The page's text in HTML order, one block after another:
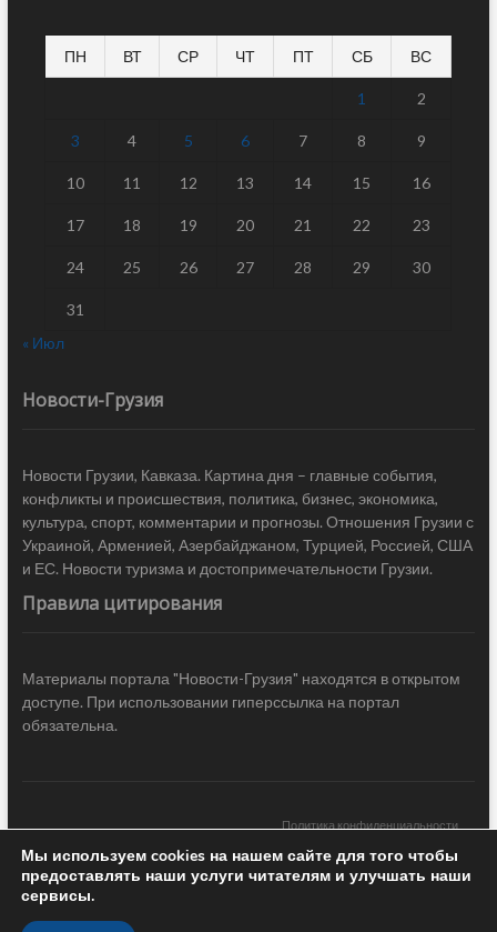
ПН ВТ СР ЧТ ПТ СБ ВС
1 2
3 4 5 6 7 8 9
10 11 12 13 14 15 16
17 18 19 20 21 22 23
24 25 26 27 28 29 30
31
« Июл
Новости-Грузия
Новости Грузии, Кавказа. Картина дня – главные события,
конфликты и происшествия, политика, бизнес, экономика,
культура, спорт, комментарии и прогнозы. Отношения Грузии с
Украиной, Арменией, Азербайджаном, Турцией, Россией, США
и ЕС. Новости туризма и достопримечательности Грузии.
Правила цитирования
Материалы портала "Новости-Грузия" находятся в открытом
доступе. При использовании гиперссылка на портал
обязательна.
Политика конфиденциальности
Новости Грузии| Black Sea Press LTD © 2020 All Rights Reserved /
Design & development —
Мы используем cookies на нашем сайте для того чтобы
предоставлять наши услуги читателям и улучшать наши
сервисы.